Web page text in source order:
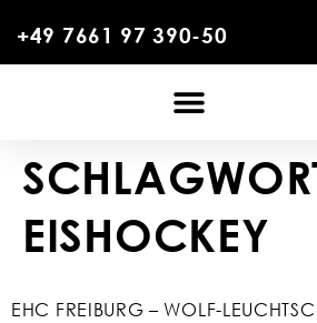
+49 7661 97 390-50
EISHOCKEY
EHC FREIBURG – WOLF-